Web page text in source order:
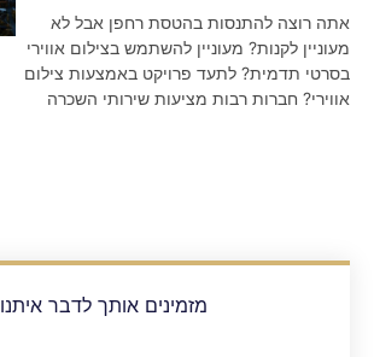
אתה רוצה להתנסות בהטסת רחפן אבל לא
מעוניין לקנות? מעוניין להשתמש בצילום אווירי
בסרטי תדמית? לתעד פרויקט באמצעות צילום
אווירי? חברות רבות מציעות שירותי השכרה
מזמינים אותך לדבר איתנו